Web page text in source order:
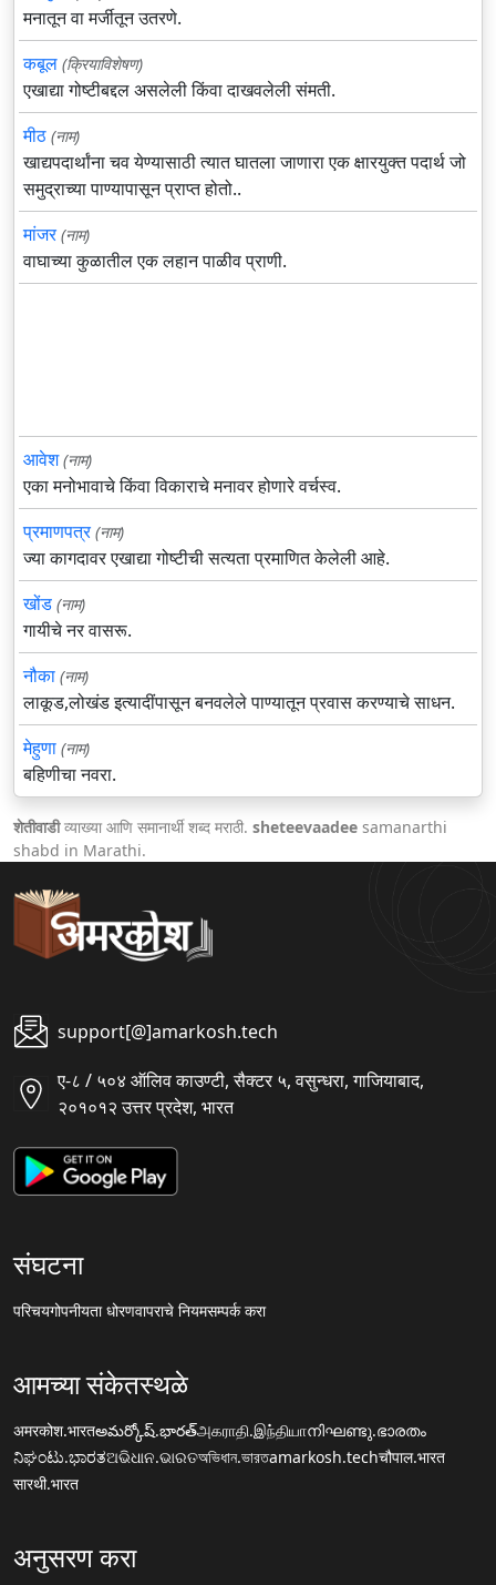
मनातून वा मर्जीतून उतरणे.
कबूल (क्रियाविशेषण)
एखाद्या गोष्टीबद्दल असलेली किंवा दाखवलेली संमती.
मीठ (नाम)
खाद्यपदार्थांना चव येण्यासाठी त्यात घातला जाणारा एक क्षारयुक्त पदार्थ जो
समुद्राच्या पाण्यापासून प्राप्त होतो..
मांजर (नाम)
वाघाच्या कुळातील एक लहान पाळीव प्राणी.
आवेश (नाम)
एका मनोभावाचे किंवा विकाराचे मनावर होणारे वर्चस्व.
प्रमाणपत्र (नाम)
ज्या कागदावर एखाद्या गोष्टीची सत्यता प्रमाणित केलेली आहे.
खोंड (नाम)
गायीचे नर वासरू.
नौका (नाम)
लाकूड,लोखंड इत्यादींपासून बनवलेले पाण्यातून प्रवास करण्याचे साधन.
मेहुणा (नाम)
बहिणीचा नवरा.
शेतीवाडीव्याख्या आणि समानार्थी शब्द मराठी. sheteevaadee samanarthi
shabd in Marathi.
support[@]amarkosh.tech
ए-८ / ५०४ ऑलिव काउण्टी, सैक्टर ५, वसुन्धरा, गाजियाबाद,
२०१०१२ उत्तर प्रदेश, भारत
संघटना
परिचयगोपनीयता धोरणवापराचे नियमसम्पर्क करा
आमच्या संकेतस्थळे
अमरकोश.भारतఅమర్కోష్.భారత్அகராதி.இந்தியாനിഘണ്ടു.ഭാരതം
ನಿಘಂಟು.ಭಾರತଅଭିଧାନ.ଭାରତঅভিধান.ভারতamarkosh.techचौपाल.भारत
सारथी.भारत
अनुसरण करा